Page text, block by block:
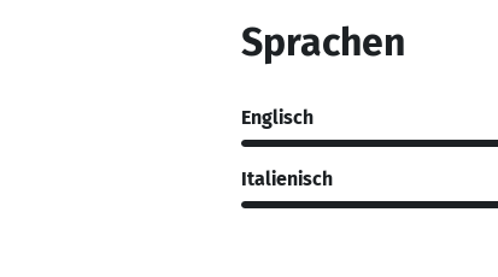
Sprachen
Englisch
Italienisch